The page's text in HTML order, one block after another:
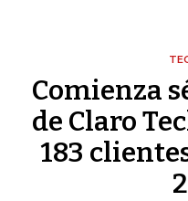
Comienza
de Claro
183